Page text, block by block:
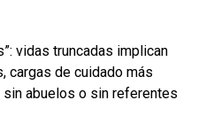
vidas truncadas implican
cargas de cuidado más
abuelos o sin referentes